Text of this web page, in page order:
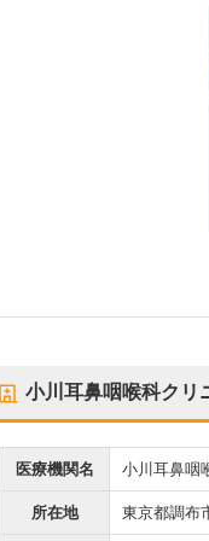
小川耳鼻咽喉科クリ
医療機関名 小川耳鼻咽
所在地 東京都調布